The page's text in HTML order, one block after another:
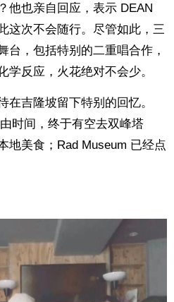
也亲自回应，表示 DEAN
这次不会随行。尽管如此，三
台，包括特别的二重唱合作，
学反应，火花绝对不会少。
在吉隆坡留下特别的回忆。
时间，终于有空去双峰塔
地美食；Rad Museum 已经点